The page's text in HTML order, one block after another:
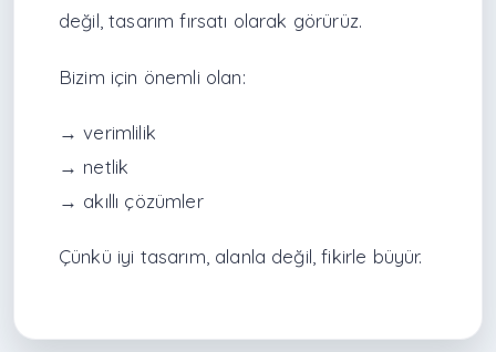
değil, tasarım fırsatı olarak görürüz.
Bizim için önemli olan:
→ verimlilik
→ netlik
→ akıllı çözümler
Çünkü iyi tasarım, alanla değil, fikirle büyür.